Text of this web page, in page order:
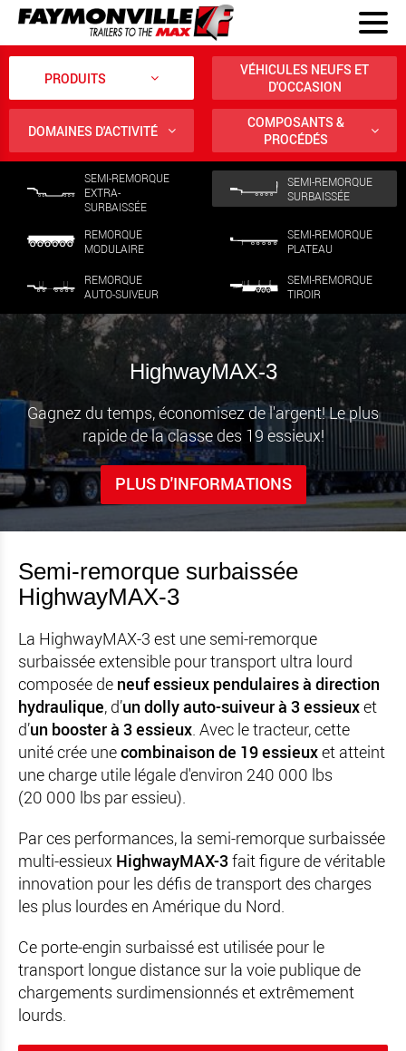
PRODUITS
VÉHICULES NEUFS ET
D'OCCASION
DOMAINES D'ACTIVITÉ
COMPOSANTS &
PROCÉDÉS
SEMI-REMORQUE
EXTRA-
SURBAISSÉE
SEMI-REMORQUE
SURBAISSÉE
REMORQUE
MODULAIRE
SEMI-REMORQUE
PLATEAU
REMORQUE
AUTO-SUIVEUR
SEMI-REMORQUE
TIROIR
HighwayMAX-3
Gagnez du temps, économisez de l'argent! Le plus
rapide de la classe des 19 essieux!
PLUS D'INFORMATIONS
Semi-remorque surbaissée
HighwayMAX-3
La HighwayMAX-3 est une semi-remorque
surbaissée extensible pour transport ultra lourd
composée de neuf essieux pendulaires à direction
hydraulique, d’un dolly auto-suiveur à 3 essieuxet
d’un booster à 3 essieux. Avec le tracteur, cette
unité crée unecombinaison de 19 essieuxet atteint
une charge utile légale d'environ 240 000 lbs
(20 000 lbs par essieu).
Par ces performances, la semi-remorque surbaissée
multi-essieux HighwayMAX-3fait figure de véritable
innovation pour les défis de transport des charges
les plus lourdes en Amérique du Nord.
Ce porte-engin surbaissé est utilisée pour le
transport longue distance sur la voie publique de
chargements surdimensionnés et extrêmement
lourds.